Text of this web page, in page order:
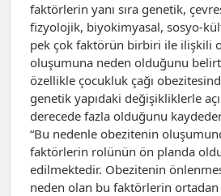
faktörlerin yanı sıra genetik,
fizyolojik, biyokimyasal, sosyo-
pek çok faktörün birbiri ile ilişkili
oluşumuna neden olduğunu
özellikle çocukluk çağı
genetik yapıdaki değişikliklerle
derecede fazla olduğunu
“Bu nedenle obezitenin
faktörlerin rolünün ön planda
edilmektedir. Obezitenin
neden olan bu faktörlerin ortadan